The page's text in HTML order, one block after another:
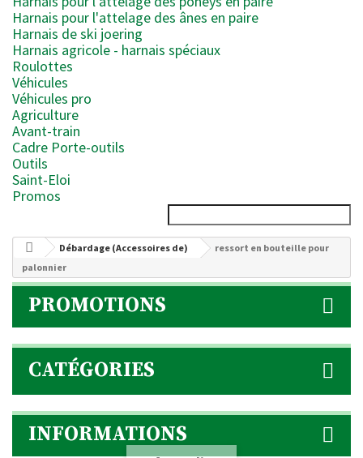
Harnais pour l'attelage des ânes en paire
Harnais de ski joering
Harnais agricole - harnais spéciaux
Roulottes
Véhicules
Véhicules pro
Agriculture
Avant-train
Cadre Porte-outils
Outils
Saint-Eloi
Promos
Débardage (Accessoires de)
ressort en bouteille pour
palonnier
PROMOTIONS
CATÉGORIES
INFORMATIONS